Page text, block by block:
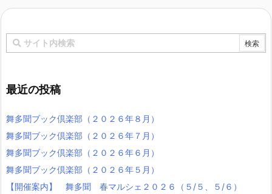
最近の投稿
舞多聞ブック倶楽部（２０２６年８月）
舞多聞ブック倶楽部（２０２６年７月）
舞多聞ブック倶楽部（２０２６年６月）
舞多聞ブック倶楽部（２０２６年５月）
【開催案内】 舞多聞 春マルシェ２０２６（５/５、５/６）